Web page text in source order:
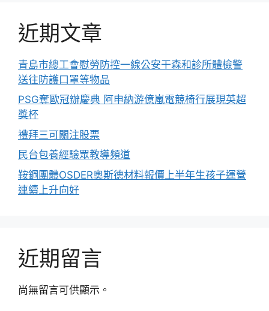
近期文章
青島市總工會慰勞防控一線公安干森和診所體檢警
送往防護口罩等物品
PSG奪歐冠辦慶典 阿申納游億嵐電競椅行展現英超
獎杯
禮拜三可關注股票
民台包養經驗眾教導頻道
鞍鋼團體OSDER奧斯德材料報價上半年生孩子運營
連續上升向好
近期留言
尚無留言可供顯示。